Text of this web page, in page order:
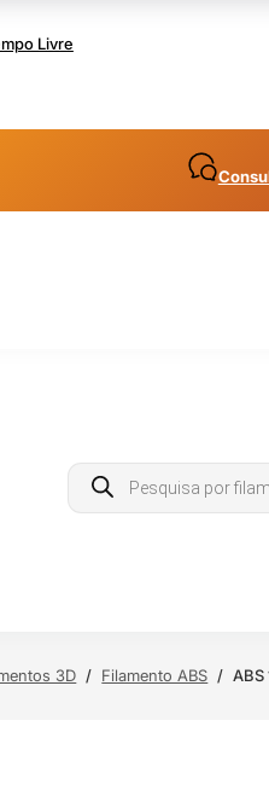
Livre
Products
search
3D / Filamento ABS / ABS